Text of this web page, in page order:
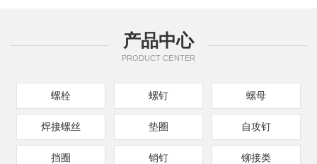
产品中心
PRODUCT CENTER
螺栓 螺钉 螺母
焊接螺丝 垫圈 自攻钉
挡圈 销钉 铆接类